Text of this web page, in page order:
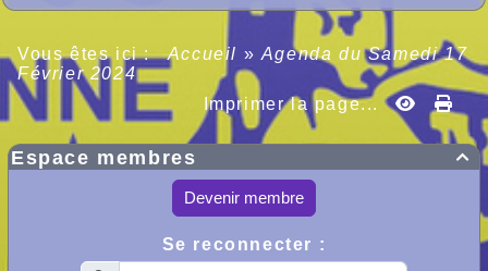
Vous êtes ici :Accueil » Agenda duSamedi 17
Février 2024
Imprimer la page...

Espace membres
Devenir membre
Se reconnecter :